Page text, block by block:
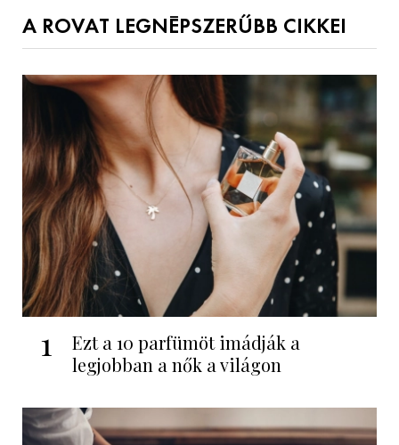
A ROVAT LEGNÉPSZERŰBB CIKKEI
1
Ezt a 10 parfümöt imádják a
legjobban a nők a világon